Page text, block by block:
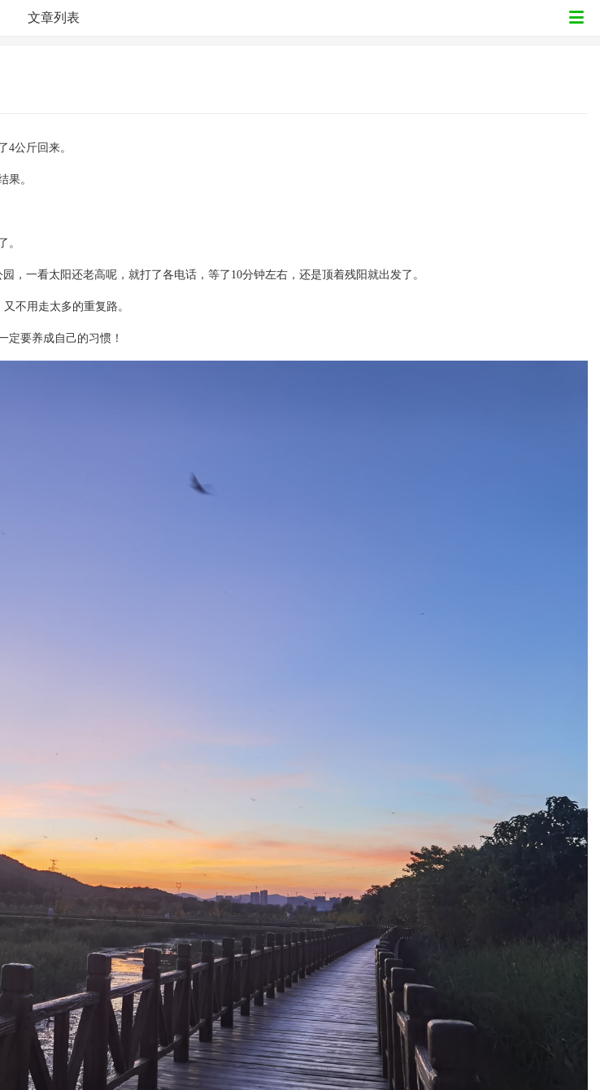
文章列表
公斤回来。
果。
。
，一看太阳还老高呢，就打了各电话，等了10分钟左右，还是顶着残阳就出发了。
不用走太多的重复路。
定要养成自己的习惯！